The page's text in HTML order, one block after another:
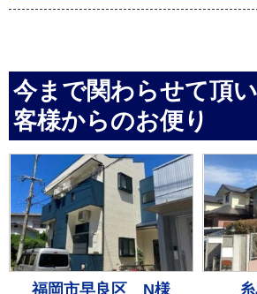
今まで関わらせて頂
客様からのお便り
福岡市早良区 N様